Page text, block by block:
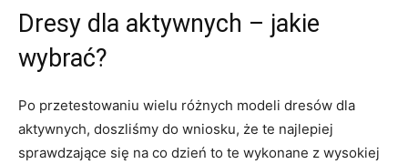
Dresy dla aktywnych – jakie
wybrać?
Po ​przetestowaniu ‍wielu różnych modeli dresów dla
aktywnych,⁤ doszliśmy ‌do wniosku, że te najlepiej⁣
sprawdzające się⁤ na co⁤ dzień to te ⁣wykonane z wysokiej